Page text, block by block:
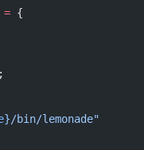
= {
;
}/bin/lemonade"